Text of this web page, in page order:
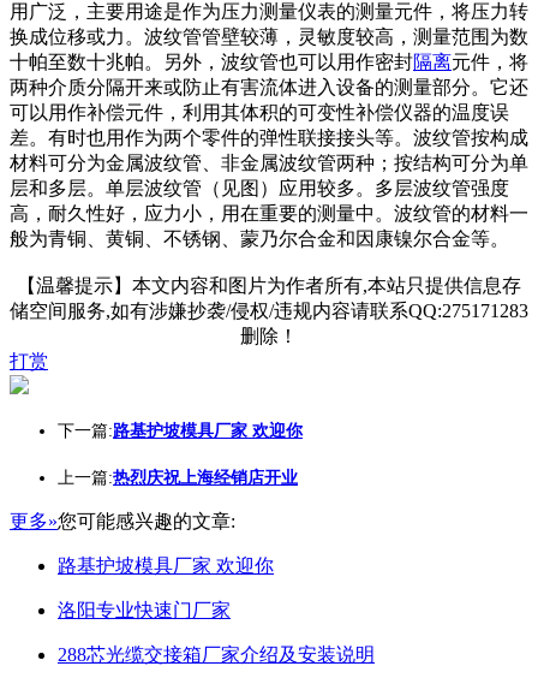
用广泛，主要用途是作为压力测量仪表的测量元件，将压力转
换成位移或力。波纹管管壁较薄，灵敏度较高，测量范围为数
十帕至数十兆帕。另外，波纹管也可以用作密封隔离元件，将
两种介质分隔开来或防止有害流体进入设备的测量部分。它还
可以用作补偿元件，利用其体积的可变性补偿仪器的温度误
差。有时也用作为两个零件的弹性联接接头等。波纹管按构成
材料可分为金属波纹管、非金属波纹管两种；按结构可分为单
层和多层。单层波纹管（见图）应用较多。多层波纹管强度
高，耐久性好，应力小，用在重要的测量中。波纹管的材料一
般为青铜、黄铜、不锈钢、蒙乃尔合金和因康镍尔合金等。
【温馨提示】本文内容和图片为作者所有,本站只提供信息存
储空间服务,如有涉嫌抄袭/侵权/违规内容请联系QQ:275171283
删除！
打赏
下一篇:路基护坡模具厂家 欢迎你
上一篇:热烈庆祝上海经销店开业
更多»您可能感兴趣的文章:
路基护坡模具厂家 欢迎你
洛阳专业快速门厂家
288芯光缆交接箱厂家介绍及安装说明